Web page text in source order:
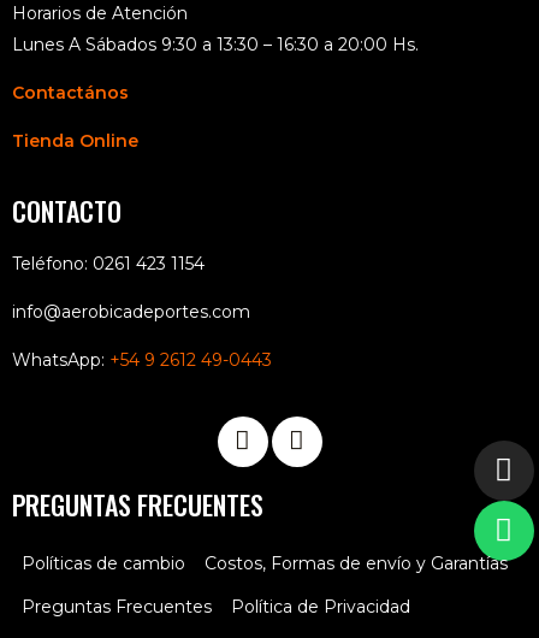
Horarios de Atención
Lunes A Sábados 9:30 a 13:30 – 16:30 a 20:00 Hs.
Contactános
Tienda Online
CONTACTO
Teléfono: 0261 423 1154
info@aerobicadeportes.com
WhatsApp: +54 9 2612 49-0443
PREGUNTAS FRECUENTES
Políticas de cambio
Costos, Formas de envío y Garantías
Preguntas Frecuentes
Política de Privacidad